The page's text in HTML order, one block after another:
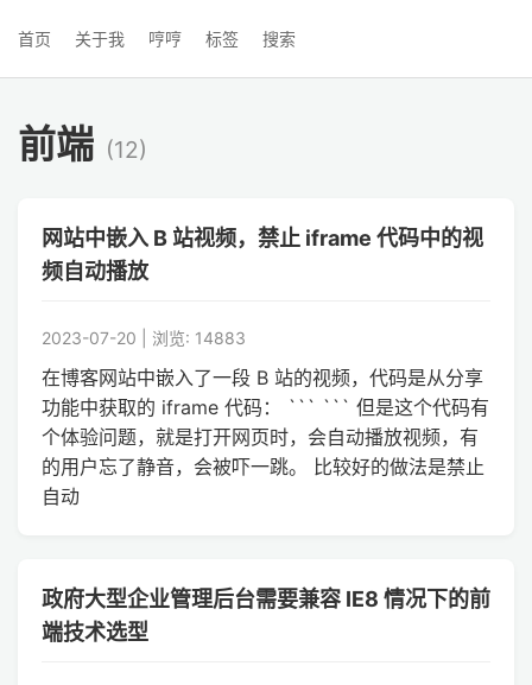
首页 关于我 哼哼 标签 搜索
前端 (12)
网站中嵌入 B 站视频，禁止 iframe 代码中的视
频自动播放
2023-07-20 | 浏览: 14883
在博客网站中嵌入了一段 B 站的视频，代码是从分享
功能中获取的 iframe 代码： ``` ``` 但是这个代码有
个体验问题，就是打开网页时，会自动播放视频，有
的用户忘了静音，会被吓一跳。 比较好的做法是禁止
自动
政府大型企业管理后台需要兼容 IE8 情况下的前
端技术选型